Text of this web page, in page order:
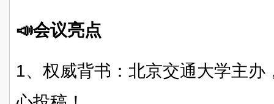
📣会议亮点
1、权威背书：北京交通大学主办